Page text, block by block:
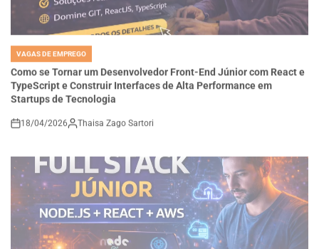
POSTED
IN
VAGAS DE EMPREGO
Como se Tornar um Desenvolvedor Front-End Júnior com React e
TypeScript e Construir Interfaces de Alta Performance em
Startups de Tecnologia
on
18/04/2026 Thaisa Zago Sartori